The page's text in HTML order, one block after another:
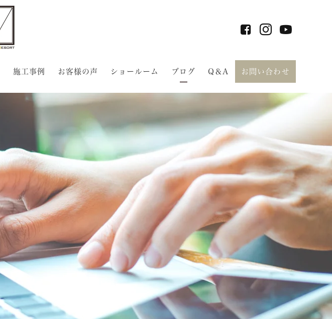
施工事例 お客様の声 ショールーム ブログ Q＆A お問い合わせ